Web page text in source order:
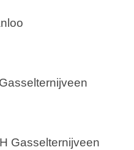
Gasselternijveen